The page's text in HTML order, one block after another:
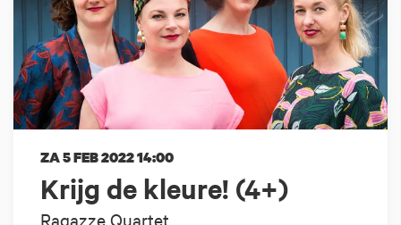
Krijg de kleure! (4+)
Ragazze Quartet
ZA 5 FEB 202214:00